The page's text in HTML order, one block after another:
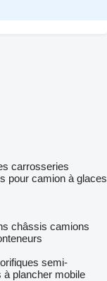
carrosseries
pour camion à glaces
châssis camions
semi-
plancher mobile